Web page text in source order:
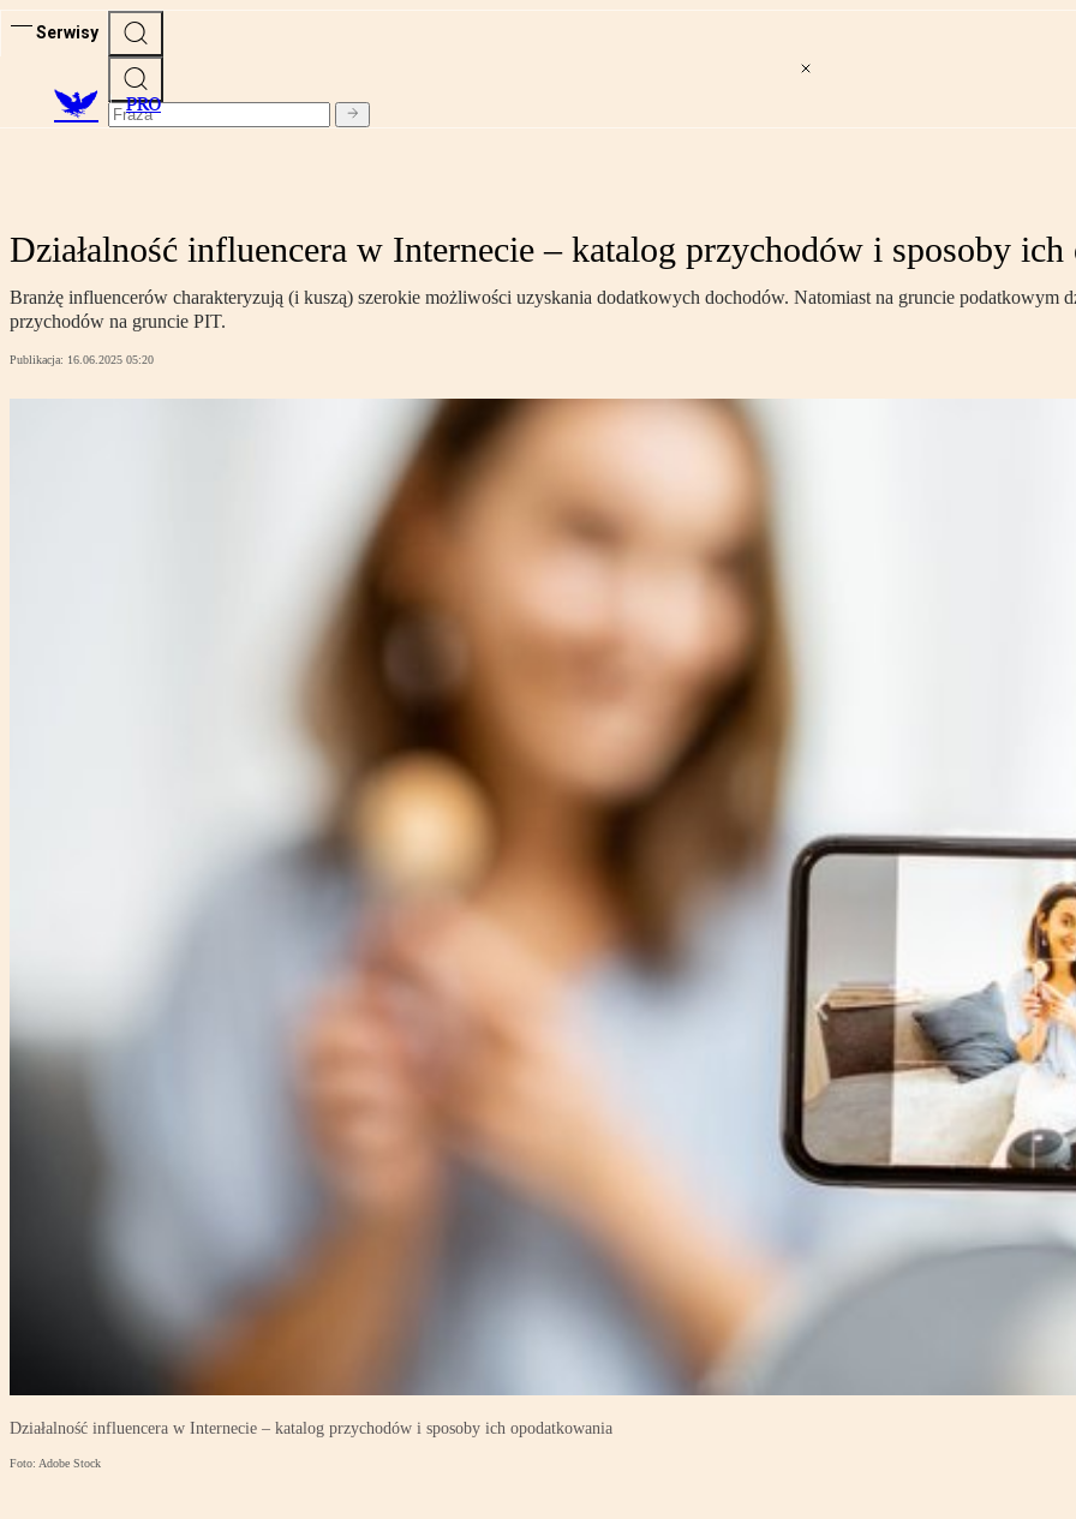
Serwisy
PRO
Działalność influencera w Internecie – katalog przychodów i sposoby ich
Branżę influencerów charakteryzują (i kuszą) szerokie możliwości uzyskania dodatkowych dochodów. Natomiast na gruncie podatkowym
przychodów na gruncie PIT.
Publikacja: 16.06.2025 05:20
Działalność influencera w Internecie – katalog przychodów i sposoby ich opodatkowania
Foto: Adobe Stock